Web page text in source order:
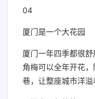
04
厦门是一个大花园
厦门一年四季都很
角梅可以全年开花
巷，让整座城市洋溢